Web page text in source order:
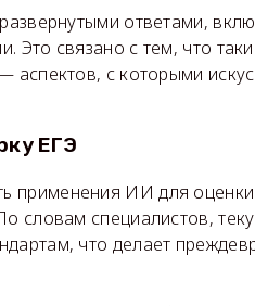
ответами,
Это связано с тем, что
с которыми
ЕГЭ
применения ИИ для оценки
словам специалистов,
что делает